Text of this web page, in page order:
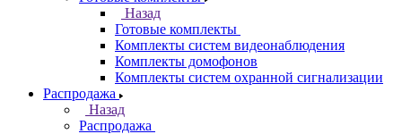
Назад
Готовые комплекты
Комплекты систем видеонаблюдения
Комплекты домофонов
Комплекты систем охранной сигнализации
Распродажа
Назад
Распродажа